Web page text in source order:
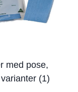
med pose,
(1)